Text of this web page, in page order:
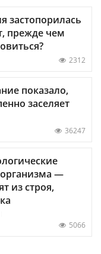
застопорилась
прежде чем
2312
показало,
заселяет
36247
—
из строя,
5066